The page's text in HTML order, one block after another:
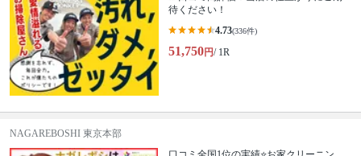
待ください！
4.73(336件)
51,750円/ 1R
NAGAREBOSHI 東京本部